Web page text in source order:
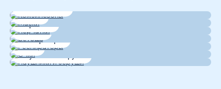
Маски
Перчатки
Ветошь
Респираторы
Очки
Наушники и беруши